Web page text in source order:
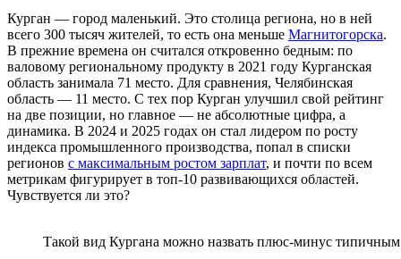
Курган — город маленький. Это столица региона, но в ней
всего 300 тысяч жителей, то есть она меньше Магнитогорска.
В прежние времена он считался откровенно бедным: по
валовому региональному продукту в 2021 году Курганская
область занимала 71 место. Для сравнения, Челябинская
область — 11 место. С тех пор Курган улучшил свой рейтинг
на две позиции, но главное — не абсолютные цифра, а
динамика. В 2024 и 2025 годах он стал лидером по росту
индекса промышленного производства, попал в списки
регионов с максимальным ростом зарплат, и почти по всем
метрикам фигурирует в топ-10 развивающихся областей.
Чувствуется ли это?
Такой вид Кургана можно назвать плюс-минус типичным